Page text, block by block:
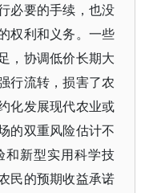
必要的手续，也没
权利和义务。一些
，协调低价长期大
行流转，损害了农
化发展现代农业或
的双重风险估计不
和新型实用科学技
民的预期收益承诺